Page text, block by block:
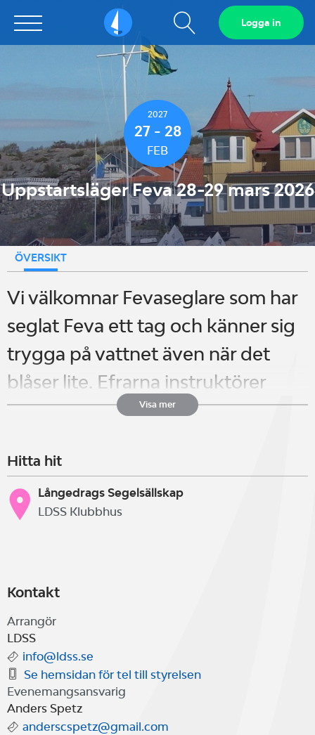
Sailarena Visa
sökfält
Logga in
2027
27 - 28
FEB
Uppstartsläger Feva 28-29 mars 2026
ÖVERSIKT
Vi välkomnar Fevaseglare som har
seglat Feva ett tag och känner sig
trygga på vattnet även när det
blåser lite. Efrarna instruktörer
anpassar nivån efter deltagarnas
att få deltagarna att starta igång
säsongen tidigt och bli ännu mer
sugna på kappsegling.
Fika och lunch ingår båda dagarna.
Anmälningsavgift 600 kr/person,
Visa mer
Hitta hit
Långedrags Segelsällskap
LDSS Klubbhus
Kontakt
Arrangör
LDSS
info@ldss.se
Se hemsidan för tel till styrelsen
Evenemangsansvarig
Anders Spetz
anderscspetz@gmail.com